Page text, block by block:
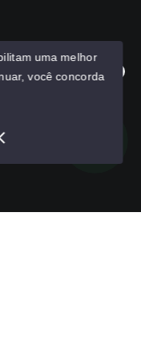
podemos ajudar?
os direitos
uma melhor
você concorda